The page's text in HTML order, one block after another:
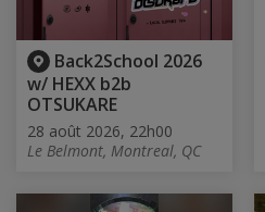
Back2School 2026
w/ HEXX b2b
OTSUKARE
28 août 2026, 22h00
Le Belmont, Montreal, QC